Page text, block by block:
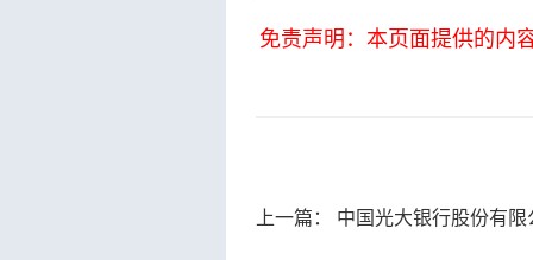
免责声明：本页面提供的内
上一篇： 中国光大银行股份有限公司海口